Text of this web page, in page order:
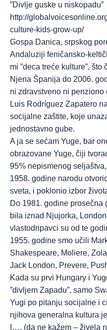
”Divlje guske u niskopadu”
http://
culture-kids-grow-up/
Gospa Danica, srpskog
Andaluziji feničansko-
mi ”deca treće kulture”,
Njena Španija do 2006.
ni zdravstveno ni
Luis Rodríguez Zapatero
socijalne zaštite, koje
jednostavno gube.
A ja se sećam Yuge, bar
obrazovane Yuge, čiji
95% nepismenog
1958. godine narodu
sveta, i poklonio izbor
Do 1981. godine prosečna
bila iznad Njujorka,
vlastodripavci su od te
1955. godine smo učili
Shakespeare, Moliere,
Jack London, Prevere,
Kada su prvi Hungary i
”divljem Zapadu”, samo
Yugi po pitanju socijalne i
njihova generalna kultura
I…, (da ne kažem – živela